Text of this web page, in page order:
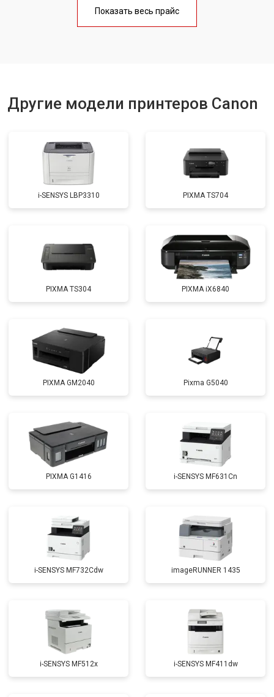
Замена блока питания от 2300 ₽
Показать весь прайс
Другие модели принтеров Canon
i-SENSYS LBP3310 PIXMA TS704
PIXMA TS304 PIXMA iX6840
PIXMA GM2040 Pixma G5040
PIXMA G1416 i-SENSYS MF631Cn
i-SENSYS MF732Cdw imageRUNNER 1435
i-SENSYS MF512x i-SENSYS MF411dw